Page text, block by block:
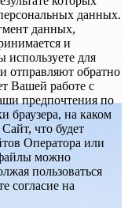
данных.
данных,
и
используете для
отправляют обратно
Вашей работе с
предпочтения по
браузера, на каком
что будет
Оператора или
можно
пользоваться
согласие на